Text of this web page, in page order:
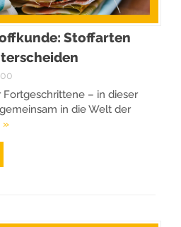
Stoffarten
– in dieser
in die Welt der
»